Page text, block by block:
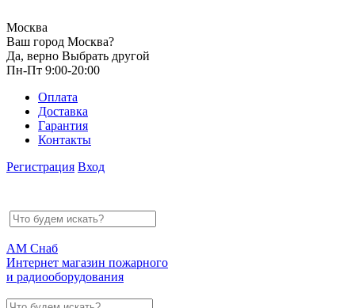
Москва
Ваш город Москва?
Да, верно Выбрать другой
Пн-Пт 9:00-20:00
Оплата
Доставка
Гарантия
Контакты
Регистрация Вход
АМ Снаб
Интернет магазин пожарного
и радиооборудования